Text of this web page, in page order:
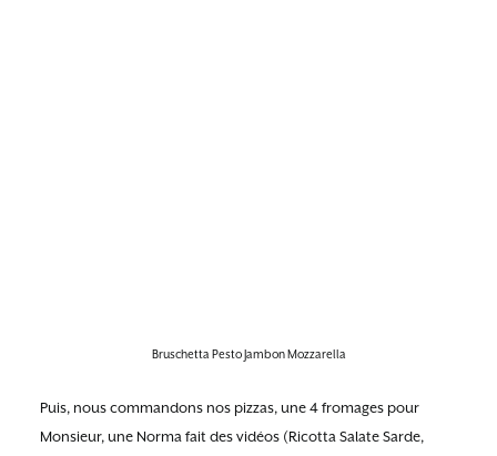
Bruschetta Pesto Jambon Mozzarella
Puis, nous commandons nos pizzas, une 4 fromages pour
Monsieur, une Norma fait des vidéos (Ricotta Salate Sarde,